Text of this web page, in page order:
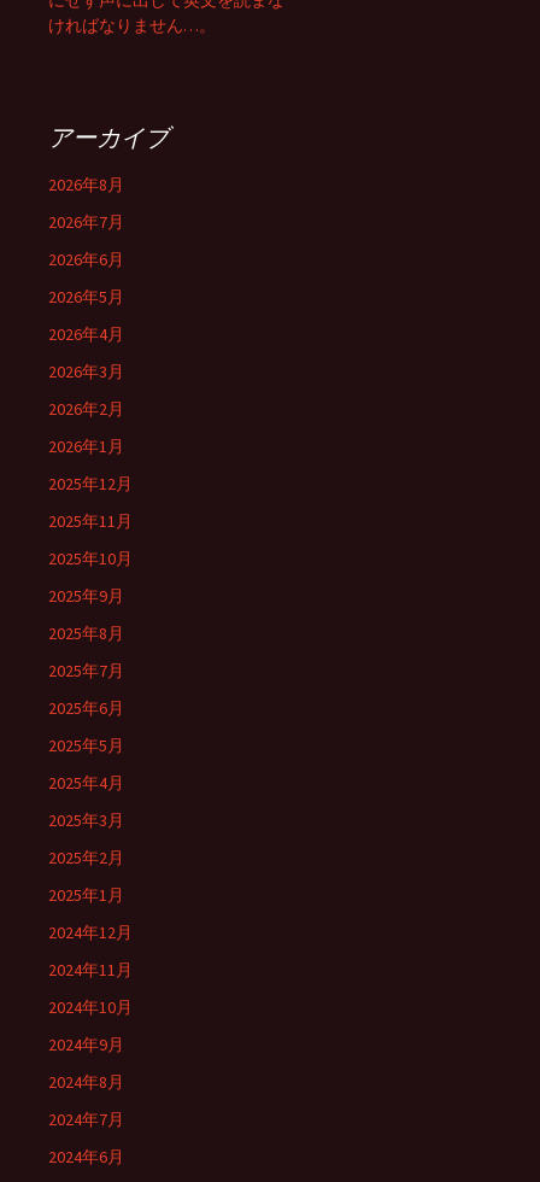
ければなりません…。
アーカイブ
2026年8月
2026年7月
2026年6月
2026年5月
2026年4月
2026年3月
2026年2月
2026年1月
2025年12月
2025年11月
2025年10月
2025年9月
2025年8月
2025年7月
2025年6月
2025年5月
2025年4月
2025年3月
2025年2月
2025年1月
2024年12月
2024年11月
2024年10月
2024年9月
2024年8月
2024年7月
2024年6月